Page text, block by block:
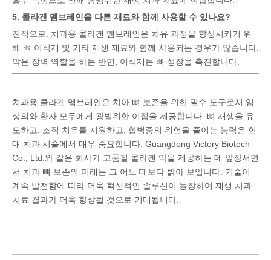
5. 콜라겐 멤브레인을 다른 재료와 함께 사용할 수 있나요?
전적으로. 치과용 콜라겐 멤브레인은 치유 과정을 향상시키기 위
해 뼈 이식재 및 기타 재생 재료와 함께 사용되는 경우가 많습니다.
막은 장벽 역할을 하는 반면, 이식재는 뼈 성장을 촉진합니다.
치과용 콜라겐 멤브레인은 치아 뼈 보존을 위한 필수 도구로서 임
상의와 환자 모두에게 광범위한 이점을 제공합니다. 뼈 재생을 유
도하고, 조직 치유를 지원하고, 합병증의 위험을 줄이는 능력은 현
대 치과 시술에서 매우 중요합니다. Guangdong Victory Biotech
Co., Ltd.와 같은 회사가 고품질 콜라겐 막을 제공하는 데 앞장서면
서 치과 뼈 보존의 미래는 그 어느 때보다 밝아 보입니다. 기술이
계속 발전함에 따라 더욱 혁신적인 솔루션이 등장하여 재생 치과
치료 결과가 더욱 향상될 것으로 기대됩니다.